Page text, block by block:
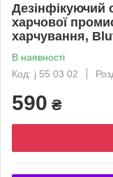
Дезінфікуючий
харчової
харчування,
В наявності
Код: j 55 03 02
590 ₴